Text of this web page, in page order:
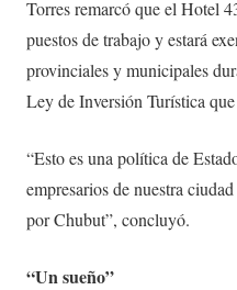
Torres remarcó que el Hotel
puestos de trabajo y estará
provinciales y municipales
Ley de Inversión Turística
“Esto es una política de
empresarios de nuestra
por Chubut”, concluyó.
“Un sueño”